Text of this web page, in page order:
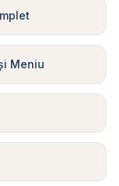
Meniu